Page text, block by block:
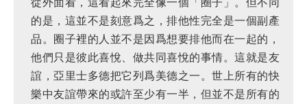
的是，這並不是刻意爲之，排他性完全是一個副產
品。圈子裡的人並不是因爲想要排他而在一起的，
他們只是彼此喜悅、做共同喜悅的事情。這就是友
誼，亞里士多德把它列爲美德之一。世上所有的快
樂中友誼帶來的或許至少有一半，但並不是所有的